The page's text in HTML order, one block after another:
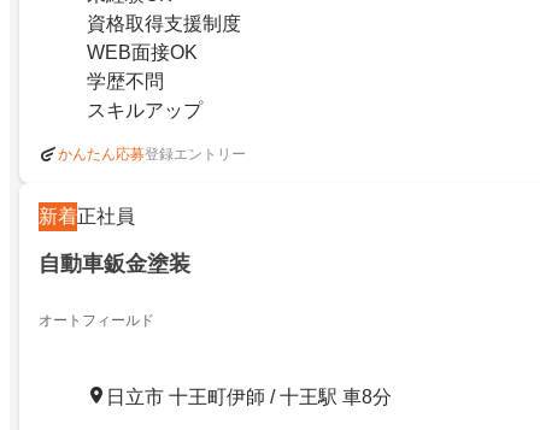
資格取得支援制度
WEB面接OK
学歴不問
スキルアップ
かんたん応募登録エントリー
新着正社員
自動車鈑金塗装
オートフィールド
日立市 十王町伊師 / 十王駅 車8分